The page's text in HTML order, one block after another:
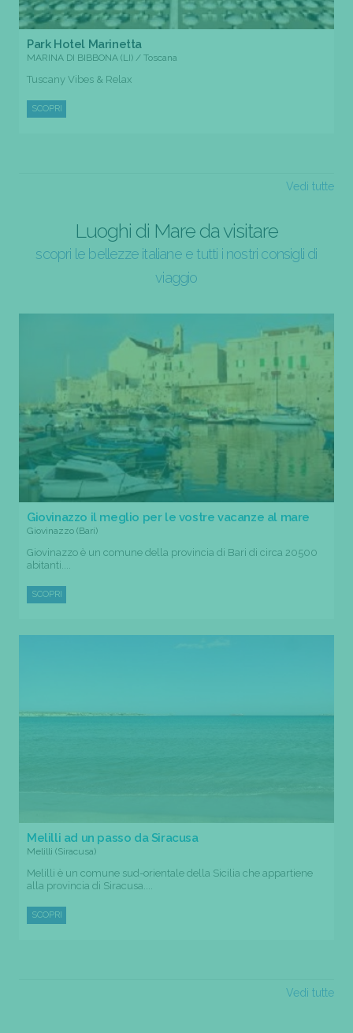
Park Hotel Marinetta
MARINA DI BIBBONA (LI) / Toscana
Tuscany Vibes & Relax
SCOPRI
Vedi tutte
Luoghi di Mare da visitare
scopri le bellezze italiane e tutti i nostri consigli di
viaggio
Giovinazzo il meglio per le vostre vacanze al mare
Giovinazzo (Bari)
Giovinazzo è un comune della provincia di Bari di circa 20500
abitanti....
SCOPRI
Melilli ad un passo da Siracusa
Melilli (Siracusa)
Melilli è un comune sud-orientale della Sicilia che appartiene
alla provincia di Siracusa....
SCOPRI
Vedi tutte